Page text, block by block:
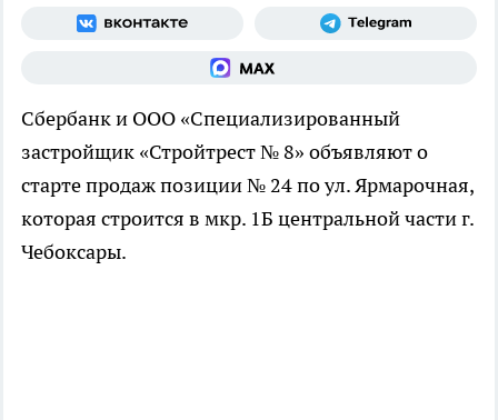
Сбербанк и ООО «Специализированный
застройщик «Стройтрест № 8» объявляют о
старте продаж позиции № 24 по ул. Ярмарочная,
которая строится в мкр. 1Б центральной части г.
Чебоксары.